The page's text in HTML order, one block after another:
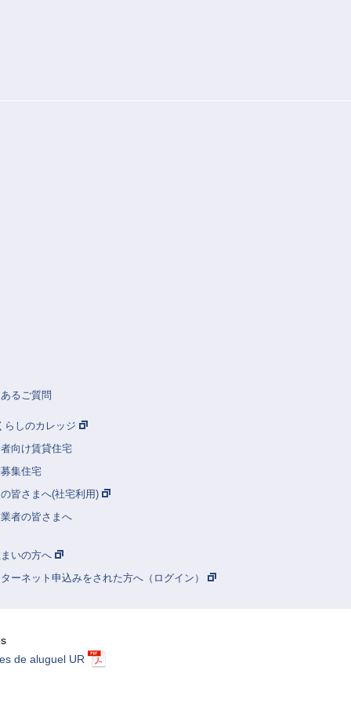
るご質問
らしのカレッジ
向け賃貸住宅
集住宅
皆さまへ(社宅利用)
者の皆さまへ
いの方へ
ーネット申込みをされた方へ（ログイン）
de aluguel UR